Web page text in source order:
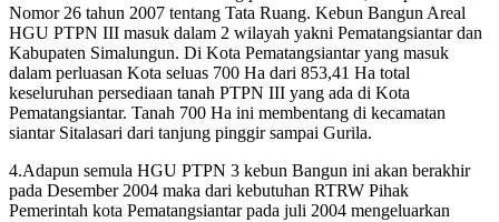
Nomor 26 tahun 2007 tentang Tata Ruang. Kebun Bangun Areal
HGU PTPN III masuk dalam 2 wilayah yakni Pematangsiantar dan
Kabupaten Simalungun. Di Kota Pematangsiantar yang masuk
dalam perluasan Kota seluas 700 Ha dari 853,41 Ha total
keseluruhan persediaan tanah PTPN III yang ada di Kota
Pematangsiantar. Tanah 700 Ha ini membentang di kecamatan
siantar Sitalasari dari tanjung pinggir sampai Gurila.
4.Adapun semula HGU PTPN 3 kebun Bangun ini akan berakhir
pada Desember 2004 maka dari kebutuhan RTRW Pihak
Pemerintah kota Pematangsiantar pada juli 2004 mengeluarkan